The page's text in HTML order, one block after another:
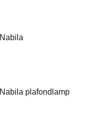
Nabila
Nabila plafondlamp